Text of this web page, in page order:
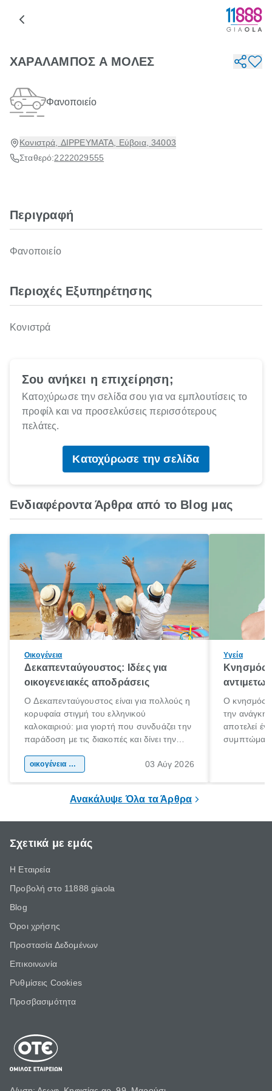
ΧΑΡΑΛΑΜΠΟΣ Α ΜΟΛΕΣ
Φανοποιείο
Κονιστρά, ΔΙΡΡΕΥΜΑΤΑ, Εύβοια, 34003
Σταθερό:2222029555
Περιγραφή
Φανοποιείο
Περιοχές Εξυπηρέτησης
Κονιστρά
Σου ανήκει η επιχείρηση;
Κατοχύρωσε την σελίδα σου για να εμπλουτίσεις το
προφίλ και να προσελκύσεις περισσότερους
πελάτες.
Κατοχύρωσε την σελίδα
Ενδιαφέροντα Άρθρα από το Blog μας
Οικογένεια
Δεκαπενταύγουστος: Ιδέες για
οικογενειακές αποδράσεις
Ο Δεκαπενταύγουστος είναι για πολλούς η
κορυφαία στιγμή του ελληνικού
καλοκαιριού: μια γιορτή που συνδυάζει την
παράδοση με τις διακοπές και δίνει την
χώρας. Είτε πρόκειται για λίγες μέρες
οικογένεια & παιδί 03 Αύγ 2026
Υγεία
Κνησμός:
Ο κνησμός
την ανάγκη
αποτελεί
Ανακάλυψε Όλα τα Άρθρα
Σχετικά με εμάς
Η Εταιρεία
Προβολή στο 11888 giaola
Blog
Όροι χρήσης
Προστασία Δεδομένων
Επικοινωνία
Ρυθμίσεις Cookies
Προσβασιμότητα